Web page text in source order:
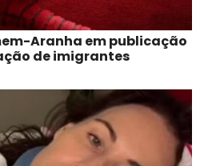
Aranha em publicação
de imigrantes